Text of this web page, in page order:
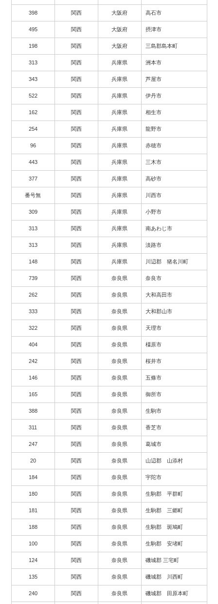
398 関西 大阪府 高石市
495 関西 大阪府 摂津市
198 関西 大阪府 三島郡島本町
313 関西 兵庫県 洲本市
343 関西 兵庫県 芦屋市
522 関西 兵庫県 伊丹市
162 関西 兵庫県 相生市
254 関西 兵庫県 龍野市
96 関西 兵庫県 赤穂市
443 関西 兵庫県 三木市
377 関西 兵庫県 高砂市
番号無 関西 兵庫県 川西市
309 関西 兵庫県 小野市
313 関西 兵庫県 南あわじ市
313 関西 兵庫県 淡路市
148 関西 兵庫県 川辺郡 猪名川町
739 関西 奈良県 奈良市
262 関西 奈良県 大和高田市
333 関西 奈良県 大和郡山市
322 関西 奈良県 天理市
404 関西 奈良県 橿原市
242 関西 奈良県 桜井市
146 関西 奈良県 五條市
165 関西 奈良県 御所市
388 関西 奈良県 生駒市
311 関西 奈良県 香芝市
247 関西 奈良県 葛城市
20 関西 奈良県 山辺郡 山添村
184 関西 奈良県 宇陀市
180 関西 奈良県 生駒郡 平群町
181 関西 奈良県 生駒郡 三郷町
188 関西 奈良県 生駒郡 斑鳩町
100 関西 奈良県 生駒郡 安堵町
124 関西 奈良県 磯城郡 三宅町
135 関西 奈良県 磯城郡 川西町
240 関西 奈良県 磯城郡 田原本町